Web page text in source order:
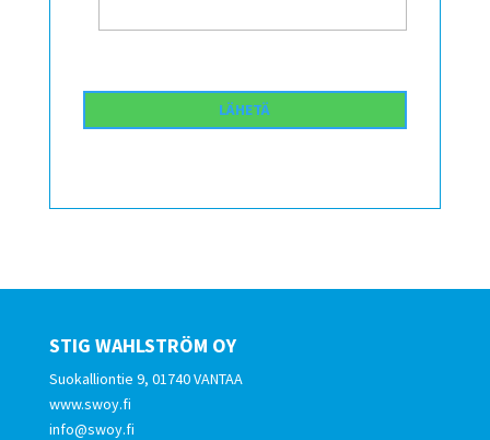
STIG WAHLSTRÖM OY
Suokalliontie 9, 01740 VANTAA
www.swoy.fi
info@swoy.fi